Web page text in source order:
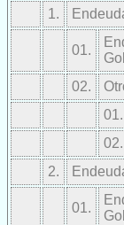
1.
01.
02.
01.
02.
2.
01.